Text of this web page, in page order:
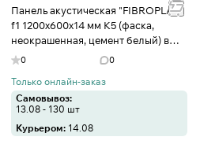
Панель акустическая "FIBROPLAN"
f1 1200х600х14 мм К5 (фаска,
неокрашенная, цемент белый) в
Иваново
0 0
Только онлайн-заказ
Самовывоз:
13.08 - 130 шт
Курьером:14.08